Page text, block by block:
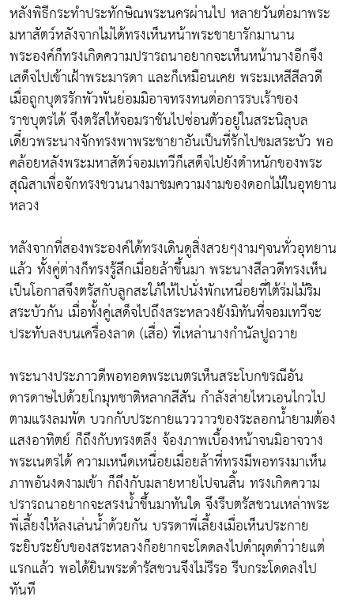
หลังพิธีกระทำประทักษิณพระนครผ่านไป หลายวันต่อมาพระ
มหาสัตว์หลังจากไม่ได้ทรงเห็นหน้าพระชายารักมานาน
พระองค์ก็ทรงเกิดความปรารถนาอยากจะเห็นหน้านางอีกจึง
เสด็จไปเข้าเฝ้าพระมารดา และก็เหมือนเคย พระมเหสีสีลวดี
เมื่อถูกบุตรรักพัวพันย่อมมิอาจทรงทนต่อการรบเร้าของ
ราชบุตรได้ จึงตรัสให้จอมราชันไปซ่อนตัวอยู่ในสระนิลุบล
เดี๋ยวพระนางจักทรงพาพระชายาอันเป็นที่รักไปชมสระบัว พอ
คล้อยหลังพระมหาสัตว์จอมเทวีก็เสด็จไปยังตำหนักของพระ
สุณิสาเพื่อจักทรงชวนนางมาชมความงามของดอกไม้ในอุทยาน
หลวง
หลังจากที่สองพระองค์ได้ทรงเดินดูสิ่งสวยๆงามๆจนทั่วอุทยาน
แล้ว ทั้งคู่ต่างก็ทรงรู้สึกเมื่อยล้าขึ้นมา พระนางสีลวดีทรงเห็น
เป็นโอกาสจึงตรัสกับลูกสะใภ้ให้ไปนั่งพักเหนื่อยที่ใต้ร่มไม้ริม
สระบัวกัน เมื่อทั้งคู่เสด็จไปถึงสระหลวงยังมิทันที่จอมเทวีจะ
ประทับลงบนเครื่องลาด (เสื่อ) ที่เหล่านางกำนัลปูถวาย
พระนางประภาวดีพอทอดพระเนตรเห็นสระโบกขรณีอัน
ดารดาษไปด้วยโกมุทชาติหลากสีสัน กำลังส่ายไหวเอนไกวไป
ตามแรงลมพัด บวกกับประกายแวววาวของระลอกน้ำยามต้อง
แสงอาทิตย์ ก็ถึงกับทรงตลึง จ้องภาพเบื้องหน้าจนมิอาจวาง
พระเนตรได้ ความเหน็ดเหนื่อยเมื่อยล้าที่ทรงมีพอทรงมาเห็น
ภาพอันงดงามเข้า ก็ถึงกับมลายหายไปจนสิ้น ทรงเกิดความ
ปรารถนาอยากจะสรงน้ำขึ้นมาทันใด จึงรีบตรัสชวนเหล่าพระ
พี่เลี้ยงให้ลงเล่นน้ำด้วยกัน บรรดาพี่เลี้ยงเมื่อเห็นประกาย
ระยิบระยับของสระหลวงก็อยากจะโดดลงไปดำผุดดำว่ายแต่
แรกแล้ว พอได้ยินพระดำรัสชวนจึงไม่รีรอ รีบกระโดดลงไป
ทันที